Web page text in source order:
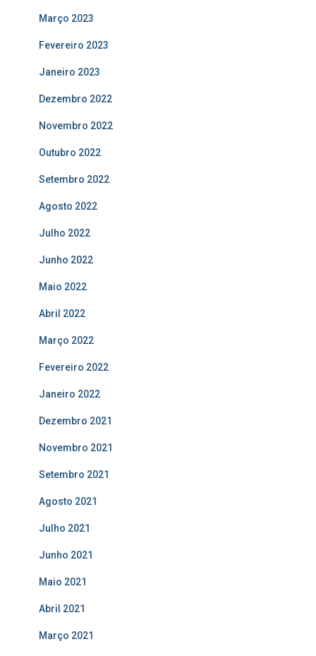
Março 2023
Fevereiro 2023
Janeiro 2023
Dezembro 2022
Novembro 2022
Outubro 2022
Setembro 2022
Agosto 2022
Julho 2022
Junho 2022
Maio 2022
Abril 2022
Março 2022
Fevereiro 2022
Janeiro 2022
Dezembro 2021
Novembro 2021
Setembro 2021
Agosto 2021
Julho 2021
Junho 2021
Maio 2021
Abril 2021
Março 2021